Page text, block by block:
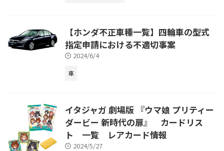
【ホンダ不正車種一覧】四輪車の型式
指定申請における不適切事案
2024/6/4
車
イタジャガ 劇場版 『ウマ娘 プリティー
ダービー 新時代の扉』 カードリス
ト 一覧 レアカード情報
2024/5/27